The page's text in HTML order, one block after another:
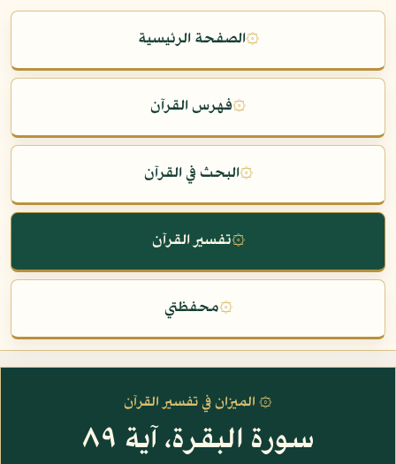
۞الصفحة الرئيسية
۞فهرس القرآن
۞البحث في القرآن
۞تفسير القرآن
۞محفظتي
۞ الميزان في تفسير القرآن
سورة البقرة، آية ٨٩